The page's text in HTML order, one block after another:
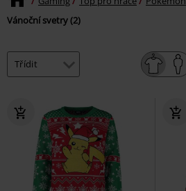
Vánoční svetry (2)